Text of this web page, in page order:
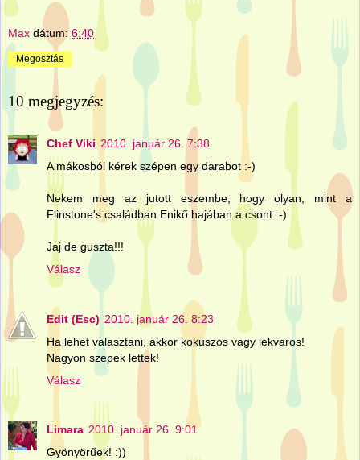
Max dátum:6:40
Megosztás
10 megjegyzés:
Chef Viki 2010. január 26. 7:38
A mákosból kérek szépen egy darabot :-)
Nekem meg az jutott eszembe, hogy olyan, mint a
Flinstone's családban Enikő hajában a csont :-)
Jaj de guszta!!!
Válasz
Edit (Esc) 2010. január 26. 8:23
Ha lehet valasztani, akkor kokuszos vagy lekvaros!
Nagyon szepek lettek!
Válasz
Limara 2010. január 26. 9:01
Gyönyörűek! :))